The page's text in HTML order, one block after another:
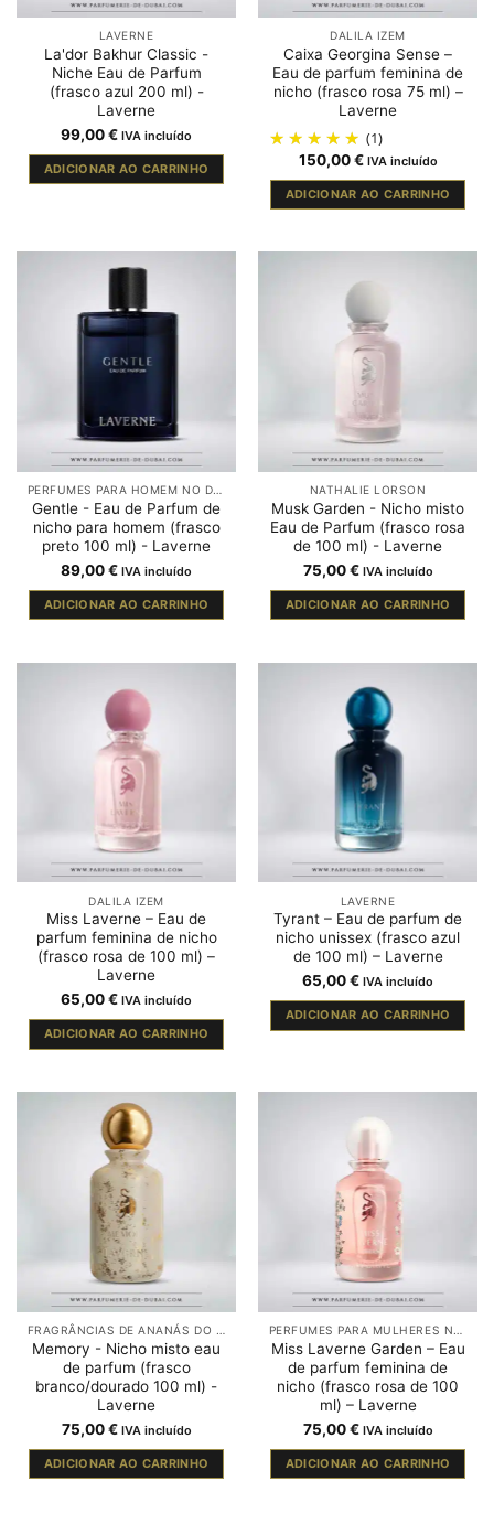
LAVERNE
La'dor Bakhur Classic -
Niche Eau de Parfum
(frasco azul 200 ml) -
Laverne
99,00€ IVA incluído
ADICIONAR AO CARRINHO
DALILA IZEM
Caixa Georgina Sense –
Eau de parfum feminina de
nicho (frasco rosa 75 ml) –
Laverne
(1)
150,00€ IVA incluído
ADICIONAR AO CARRINHO
Gentle - Eau de Parfum de
nicho para homem (frasco
preto 100 ml) - Laverne
89,00€ IVA incluído
ADICIONAR AO CARRINHO
NATHALIE LORSON
Musk Garden - Nicho misto
Eau de Parfum (frasco rosa
de 100 ml) - Laverne
75,00€ IVA incluído
ADICIONAR AO CARRINHO
DALILA IZEM
Miss Laverne – Eau de
parfum feminina de nicho
(frasco rosa de 100 ml) –
Laverne
65,00€ IVA incluído
ADICIONAR AO CARRINHO
LAVERNE
Tyrant – Eau de parfum de
nicho unissex (frasco azul
de 100 ml) – Laverne
65,00€ IVA incluído
ADICIONAR AO CARRINHO
Memory - Nicho misto eau
de parfum (frasco
branco/dourado 100 ml) -
Laverne
75,00€ IVA incluído
ADICIONAR AO CARRINHO
Miss Laverne Garden – Eau
de parfum feminina de
nicho (frasco rosa de 100
ml) – Laverne
75,00€ IVA incluído
ADICIONAR AO CARRINHO